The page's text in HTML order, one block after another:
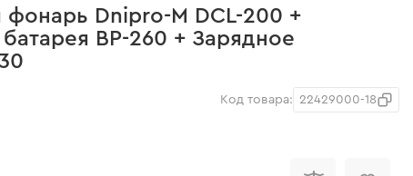
0 800 200 500
Бесплатно по
Украине
фонарь Dnipro-M DCL-200 +
BP-260 + Зарядное
Код товара: 22429000-18